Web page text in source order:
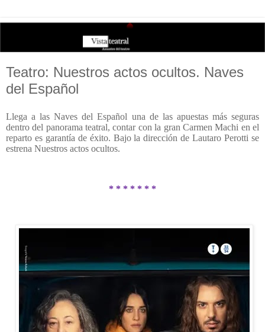
Teatro: Nuestros actos ocultos. Naves
del Español
Llega a las Naves del Español una de las apuestas más seguras
dentro del panorama teatral, contar con la gran Carmen Machi en el
reparto es garantía de éxito. Bajo la dirección de Lautaro Perotti se
estrena Nuestros actos ocultos.
* * * * * * *